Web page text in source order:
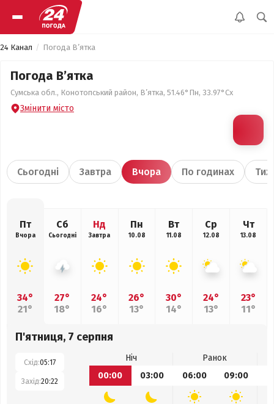
24 Канал Погода В’ятка
Погода В’ятка
Сумська обл., Конотопський район, В’ятка, 51.46°Пн, 33.97°Сх
Змінити місто
Сьогодні Завтра Вчора По годинах
Пт
Вчора
34°
21°
Сб
Сьогодні
27°
18°
Нд
Завтра
24°
16°
Пн
10.08
26°
13°
Вт
11.08
30°
14°
Ср
12.08
24°
13°
Чт
13.08
23°
11°
П'ятниця, 7 серпня
Схід:05:17
Захід:20:22
Ніч
Ранок
00:00
03:00 06:00 09:00